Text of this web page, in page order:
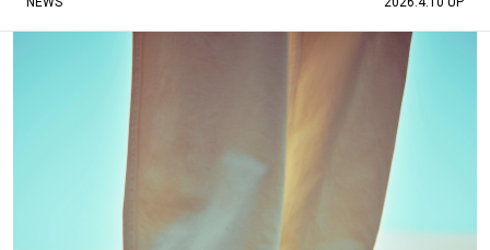
EN
#SHOPPING ADDICT
#ESSENTIAL DESIGNS #古着サミット
#NEW VINTAGE
#路地裏てぃーん。